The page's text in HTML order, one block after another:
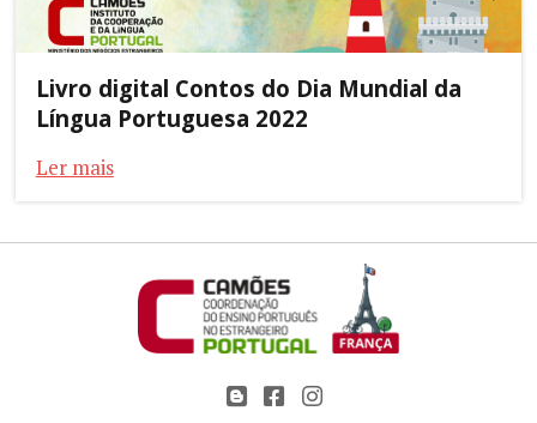
Livro digital Contos do Dia Mundial da
Língua Portuguesa 2022
Ler mais